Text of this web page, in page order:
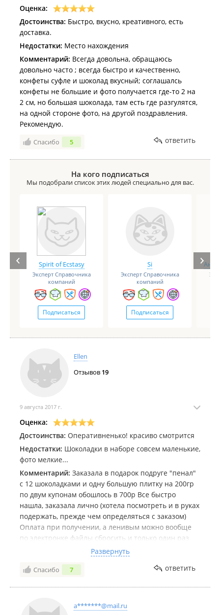
Оценка:
Достоинства: Быстро, вкусно, креативного, есть
доставка.
Недостатки: Место нахождения
Комментарий: Всегда довольна, обращаюсь
довольно часто ; всегда быстро и качественно,
конфеты суфле и шоколад вкусный; соглашалсь
конфеты не большие и фото получается где-то 2 на
2 см, но большая шоколада, там есть где разгулятся,
на одной стороне фото, на другой поздравления.
Рекомендую.
Спасибо 5 ответить
На кого подписаться
Мы подобрали список этих людей специально для вас.
Spirit of Ecstasy
Эксперт Справочника
компаний
Подписаться
Si
Эксперт Справочника
компаний
Подписаться
Еllen
Отзывов 19
9 августа 2017 г.
Оценка:
Достоинства: Оперативненько! красиво смотрится
Недостатки: Шоколадки в наборе совсем маленькие,
фото мелкие...
Комментарий: Заказала в подарок подруге "пенал"
с 12 шоколадками и одну большую плитку на 200гр
по двум купонам обошлось в 700р Все быстро
нашла, заказала лично (хотела посмотреть и в руках
подержать, прежде чем определяться с заказом)
Оплата при получении, а ленивым можно вообще
по электронке файлы сбросить и только один раз
приезжать... Фото замечательно смотрятся и в
целом подарок красивый получился - надеюсь все
понравится и по вкусу :-) рекомендую (но без купона
Развернуть
Спасибо 7 ответить
a*******@mail.ru